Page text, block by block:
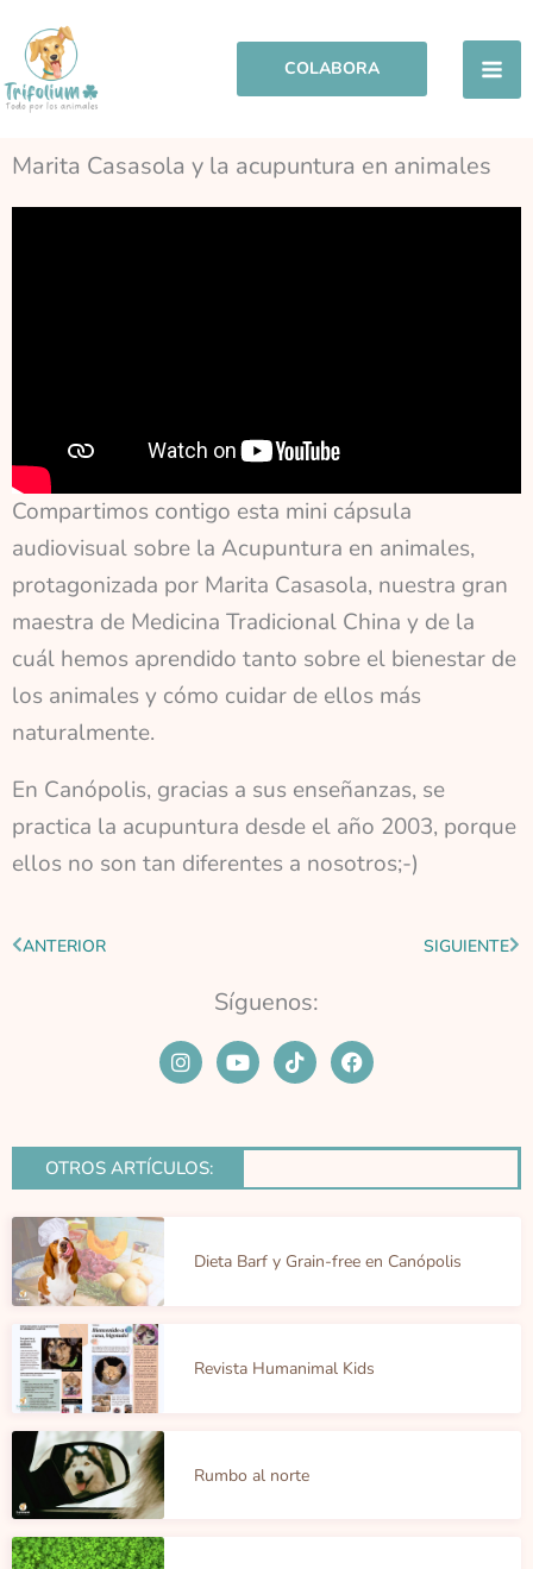
contenido
COLABORA
Marita Casasola y la acupuntura en animales
Compartimos contigo esta mini cápsula
audiovisual sobre la Acupuntura en animales,
protagonizada por Marita Casasola, nuestra gran
maestra de Medicina Tradicional China y de la
cuál hemos aprendido tanto sobre el bienestar de
los animales y cómo cuidar de ellos más
naturalmente.
En Canópolis, gracias a sus enseñanzas, se
practica la acupuntura desde el año 2003, porque
ellos no son tan diferentes a nosotros;-)
Ant
ANTERIOR SIGUIENTE
Síguenos:
I
n
s
g
r
Y
o
u
b
T
i
k
k
F
a
c
o
OTROS ARTÍCULOS:
Dieta Barf y Grain-free en Canópolis
Revista Humanimal Kids
Rumbo al norte